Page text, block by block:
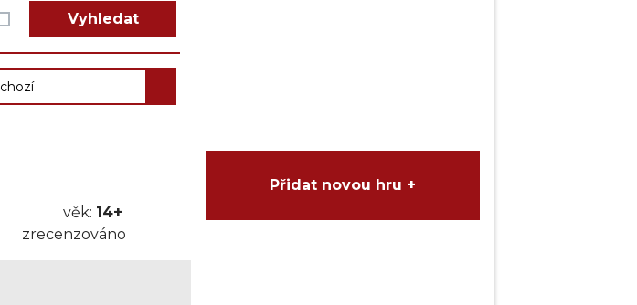
Vyhledat
věk: 14+
zrecenzováno
Přidat novou hru +